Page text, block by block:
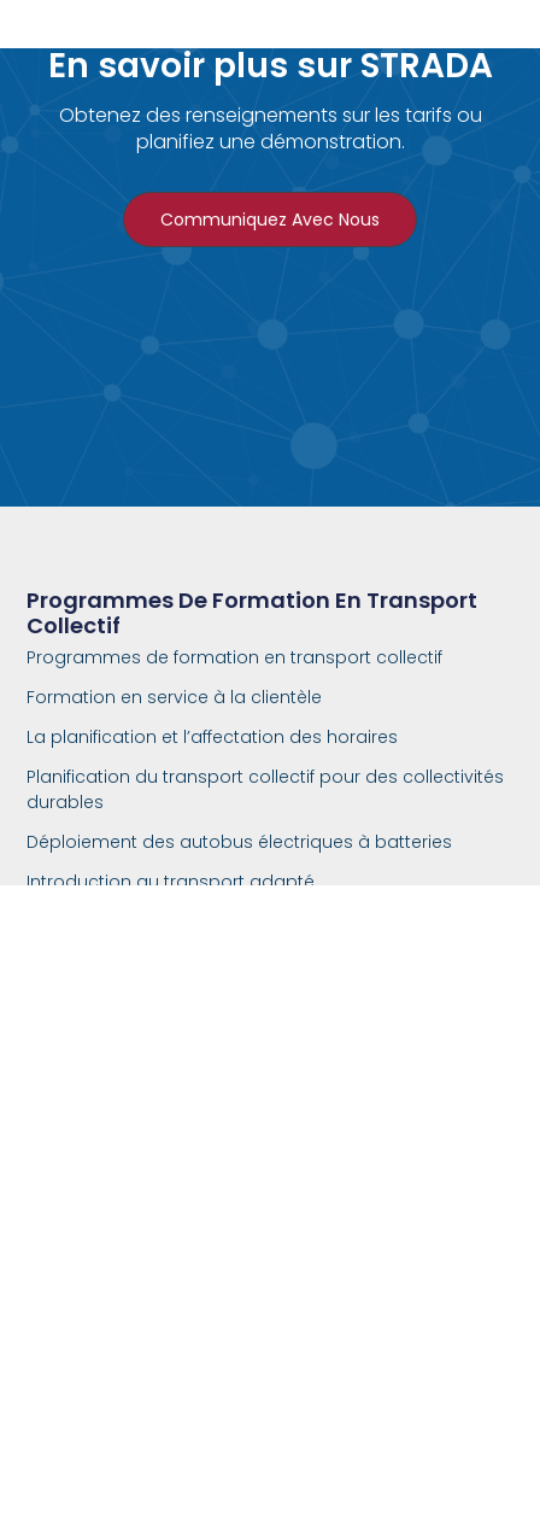
En savoir plus sur STRADA
Obtenez des renseignements sur les tarifs ou
planifiez une démonstration.
Communiquez Avec Nous
Programmes De Formation En Transport
Collectif
Programmes de formation en transport collectif
Formation en service à la clientèle
La planification et l’affectation des horaires
Planification du transport collectif pour des collectivités
durables
Déploiement des autobus électriques à batteries
Introduction au transport adapté